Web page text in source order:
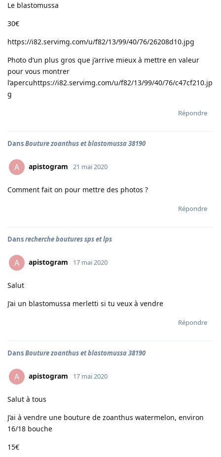
Le blastomussa
30€
https://i82.servimg.com/u/f82/13/99/40/76/26208d10.jpg
Photo d’un plus gros que j’arrive mieux à mettre en valeur
pour vous montrer
l’apercuhttps://i82.servimg.com/u/f82/13/99/40/76/c47cf210.jp
g
Répondre
DansBouture zoanthus et blastomussa 38190
A apistogram 21 mai 2020
Comment fait on pour mettre des photos ?
Répondre
Dansrecherche boutures sps et lps
A apistogram 17 mai 2020
Salut
J’ai un blastomussa merletti si tu veux à vendre
Répondre
DansBouture zoanthus et blastomussa 38190
A apistogram 17 mai 2020
Salut à tous
J’ai à vendre une bouture de zoanthus watermelon, environ
16/18 bouche
15€